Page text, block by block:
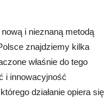
i nieznaną metodą
znajdziemy kilka
właśnie do tego
i innowacyjność
działanie opiera się